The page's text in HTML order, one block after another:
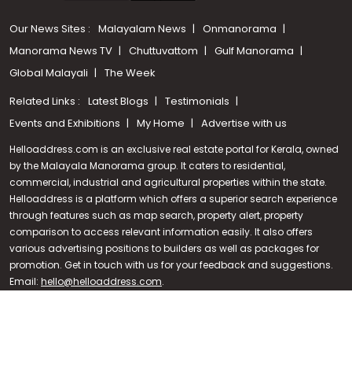
Call us
+91 9747 000 857
Our News Sites : Malayalam News
Onmanorama
Manorama News TV
Chuttuvattom
Gulf Manorama
Global Malayali
The Week
Related Links : Latest Blogs
Testimonials
Events and Exhibitions
My Home Advertise with us
Helloaddress.com is an exclusive real estate portal for Kerala, owned
by the Malayala Manorama group. It caters to residential,
commercial, industrial and agricultural properties within the state.
Helloaddress is a platform which offers a superior search experience
through features such as map search, property alert, property
comparison to access relevant information easily. It also offers
various advertising positions to builders as well as packages for
promotion. Get in touch with us for your feedback and suggestions.
Email: hello@helloaddress.com.